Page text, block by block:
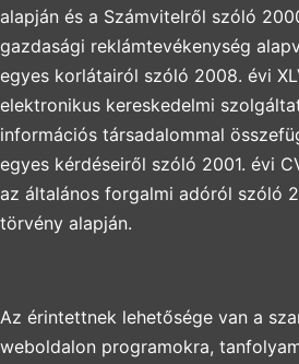
alapján és a Számvitelről szóló
gazdasági reklámtevékenység
egyes korlátairól szóló 2008. évi
elektronikus kereskedelmi
információs társadalommal
egyes kérdéseiről szóló 2001. évi
az általános forgalmi adóról szóló
törvény alapján.
Az érintettnek lehetősége van a
weboldalon programokra,